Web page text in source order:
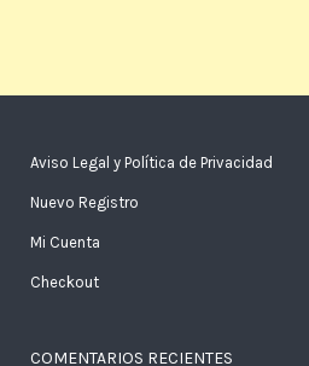
Aviso Legal y Política de Privacidad
Nuevo Registro
Mi Cuenta
Checkout
COMENTARIOS RECIENTES